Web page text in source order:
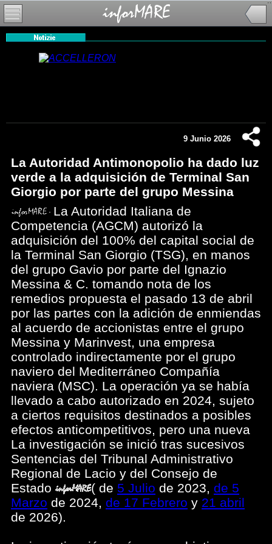
9 Junio 2026
La Autoridad Antimonopolio ha dado luz
verde a la adquisición de Terminal San
Giorgio por parte del grupo Messina
La Autoridad Italiana de
Competencia (AGCM) autorizó la
adquisición del 100% del capital social de
la Terminal San Giorgio (TSG), en manos
del grupo Gavio por parte del Ignazio
Messina & C. tomando nota de los
remedios propuesta el pasado 13 de abril
por las partes con la adición de enmiendas
al acuerdo de accionistas entre el grupo
Messina y Marinvest, una empresa
controlado indirectamente por el grupo
naviero del Mediterráneo Compañía
naviera (MSC). La operación ya se había
llevado a cabo autorizado en 2024, sujeto
a ciertos requisitos destinados a posibles
efectos anticompetitivos, pero una nueva
La investigación se inició tras sucesivos
Sentencias del Tribunal Administrativo
Regional de Lacio y del Consejo de
Estado
( de 5 Julio de 2023, de 5
Marzo de 2024, de 17 Febrero y 21 abril
de 2026).